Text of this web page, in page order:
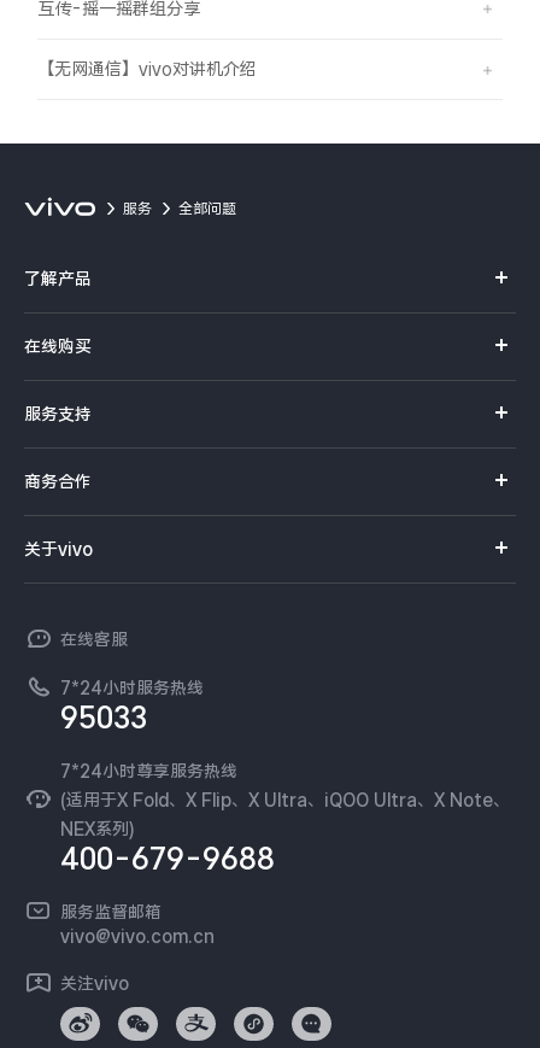
互传-摇一摇群组分享
【无网通信】vivo对讲机介绍
服务 全部问题
了解产品
S系列
Y系列
iQOO手机
T系列
NEX系列
在线购买
选购手机
选购配件
订单查询
服务支持
服务网点
查找手机
环保回收
安全公告
服务隐私政策
Log还原LUTs下载
vivo 办公套件
商务合作
开放平台
vivo 企业业务
廉正合规
国补营业执照
无线电发射设备销售备案
关于vivo
工作机会
新闻资讯
可持续发展
vivo 蔡司影像
开发者社区
在线客服
7*24小时服务热线
95033
7*24小时尊享服务热线
(适用于X Fold、X Flip、X Ultra、iQOO Ultra、X Note、
NEX系列)
400-679-9688
服务监督邮箱
vivo@vivo.com.cn
关注vivo